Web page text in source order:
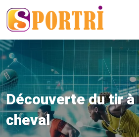
Découverte du tir à
cheval